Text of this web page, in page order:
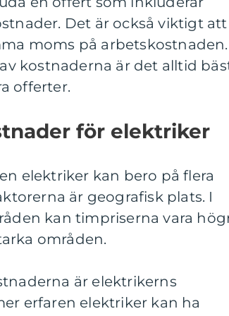
Det är också viktigt att
moms på arbetskostnaden.
kostnaderna är det alltid
offerter.
för elektriker
elektriker kan bero på flera
är geografisk plats. I
kan timpriserna vara
områden.
är elektrikerns
erfaren elektriker kan ha